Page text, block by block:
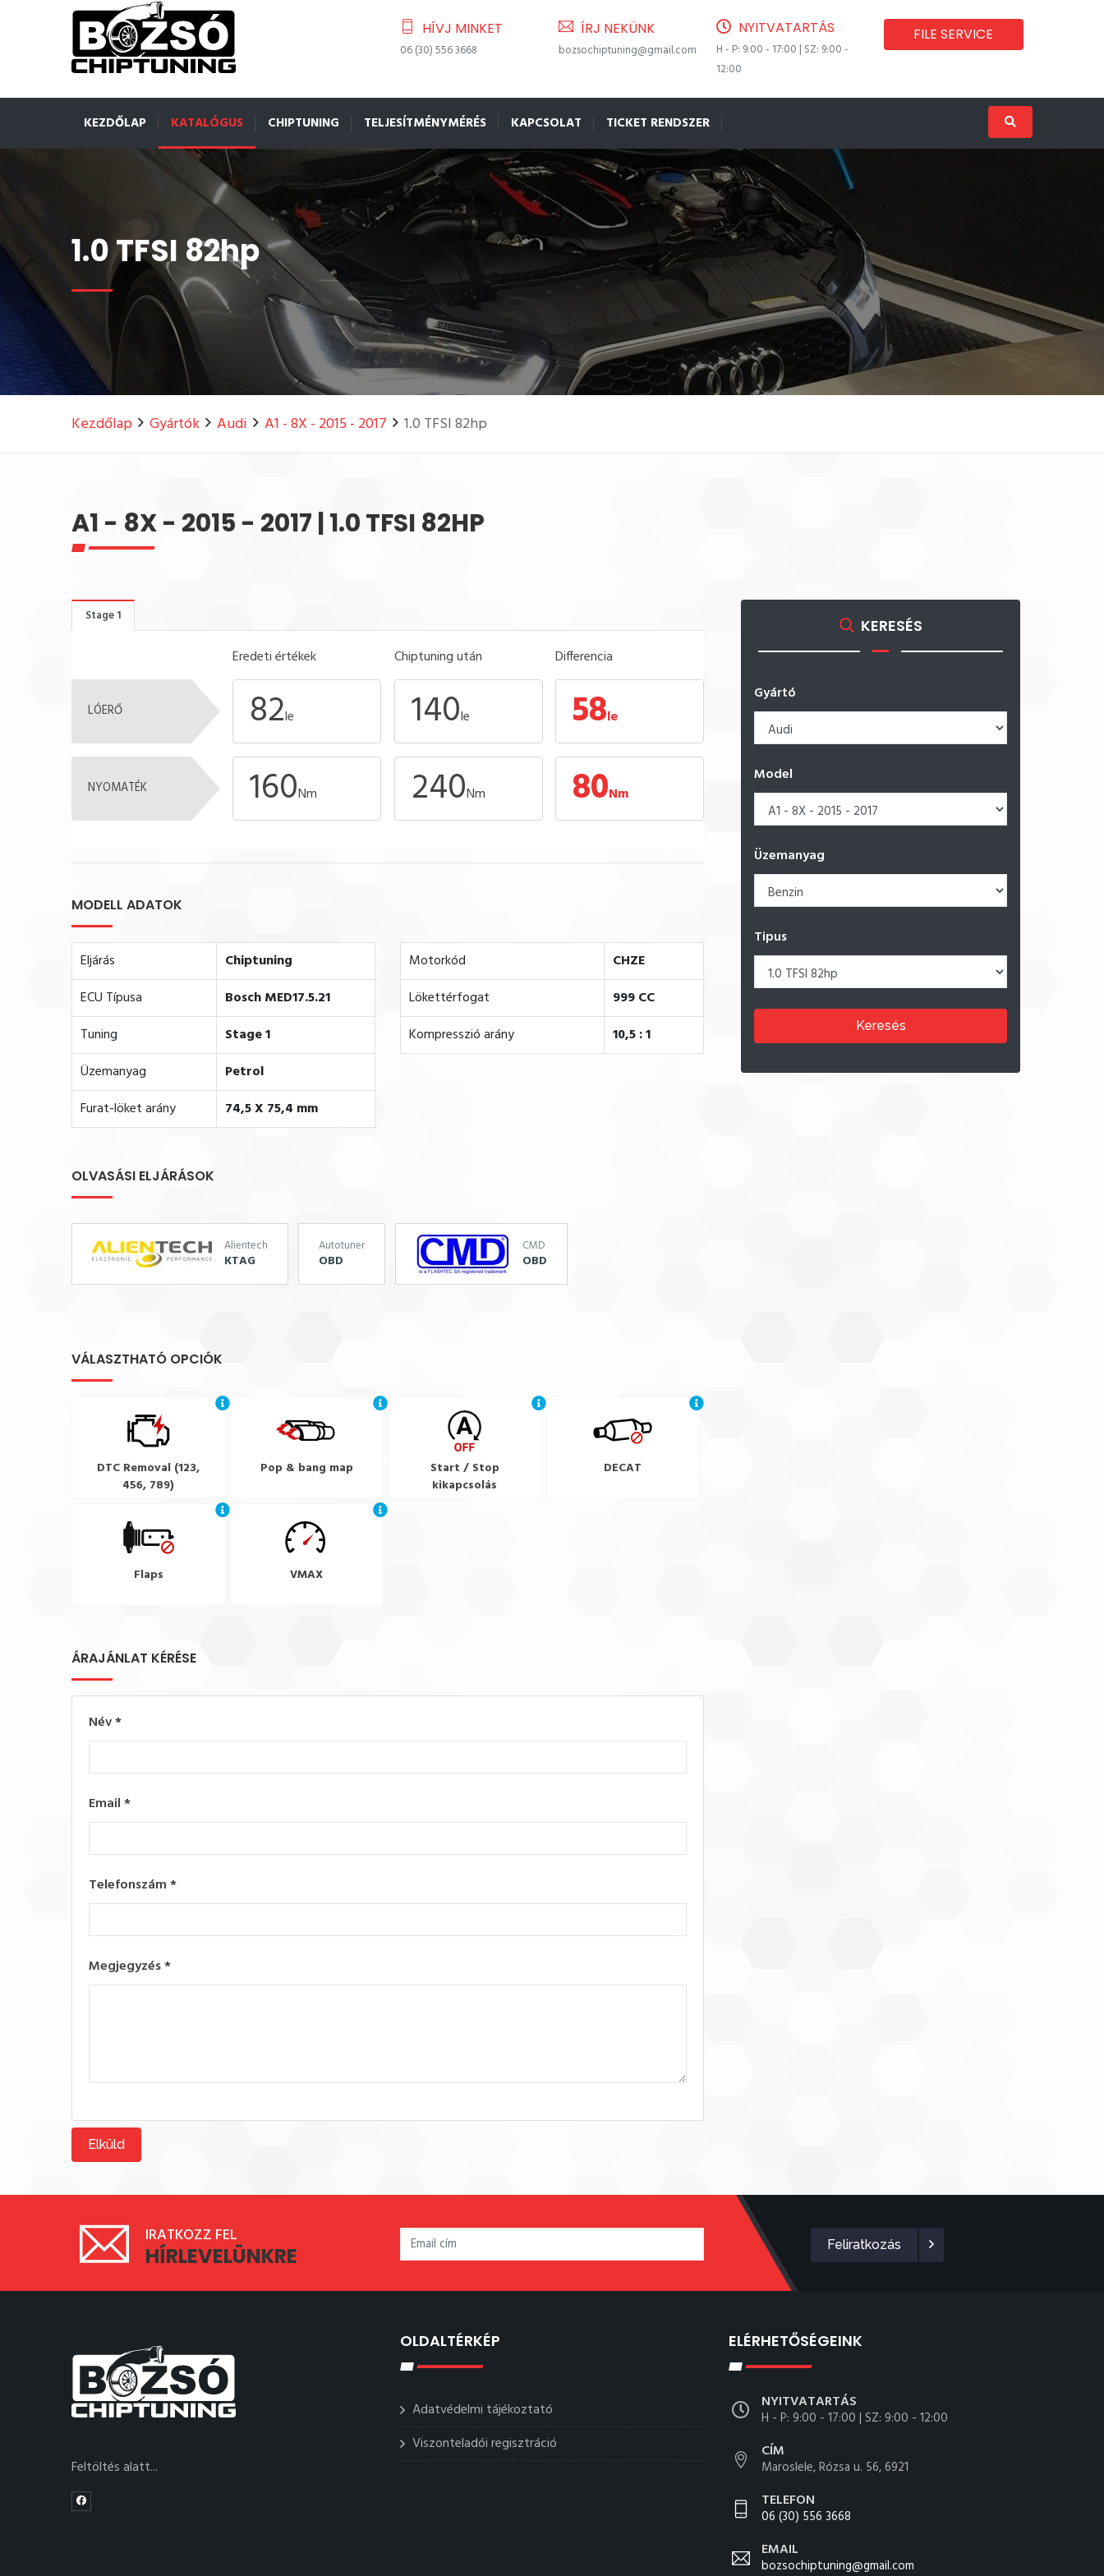
HÍVJ MINKET
06 (30) 556 3668
ÍRJ NEKÜNK
bozsochiptuning@gmail.com
NYITVATARTÁS
H - P: 9:00 - 17:00 | SZ: 9:00 -
12:00
FILE SERVICE
KEZDŐLAP KATALÓGUS CHIPTUNING TELJESÍTMÉNYMÉRÉS KAPCSOLAT TICKET RENDSZER
1.0 TFSI 82hp
Kezdőlap Gyártók Audi A1 - 8X - 2015 - 2017 1.0 TFSI 82hp
A1 - 8X - 2015 - 2017 | 1.0 TFSI 82HP
Stage 1
Eredeti értékek Chiptuning után Differencia
LÓERŐ 82le 140le 58le
NYOMATÉK 160Nm 240Nm 80Nm
MODELL ADATOK
Eljárás
Chiptuning
ECU Típusa
Bosch MED17.5.21
Tuning
Stage 1
Üzemanyag
Petrol
Furat-löket arány
74,5 X 75,4 mm
Motorkód
CHZE
Lökettérfogat
999 CC
Kompresszió arány
10,5 : 1
OLVASÁSI ELJÁRÁSOK
Alientech
KTAG
Autotuner
OBD
CMD
OBD
VÁLASZTHATÓ OPCIÓK
DTC Removal (123,
456, 789)
Pop & bang map
Start / Stop
kikapcsolás
DECAT
Flaps VMAX
ÁRAJÁNLAT KÉRÉSE
Név*
Email*
Telefonszám*
Megjegyzés*
Elküld
KERESÉS
Gyártó
Model
Üzemanyag
Tipus
Keresés
IRATKOZZ FEL
HÍRLEVELÜNKRE Feliratkozás
Feltöltés alatt...
OLDALTÉRKÉP
Adatvédelmi tájékoztató
Viszonteladói regisztráció
ELÉRHETŐSÉGEINK
NYITVATARTÁS
H - P: 9:00 - 17:00 | SZ: 9:00 - 12:00
CÍM
Maroslele, Rózsa u. 56, 6921
TELEFON
06 (30) 556 3668
EMAIL
bozsochiptuning@gmail.com